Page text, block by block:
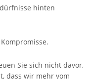
hinten
Sie sich nicht davor,
dass wir mehr vom